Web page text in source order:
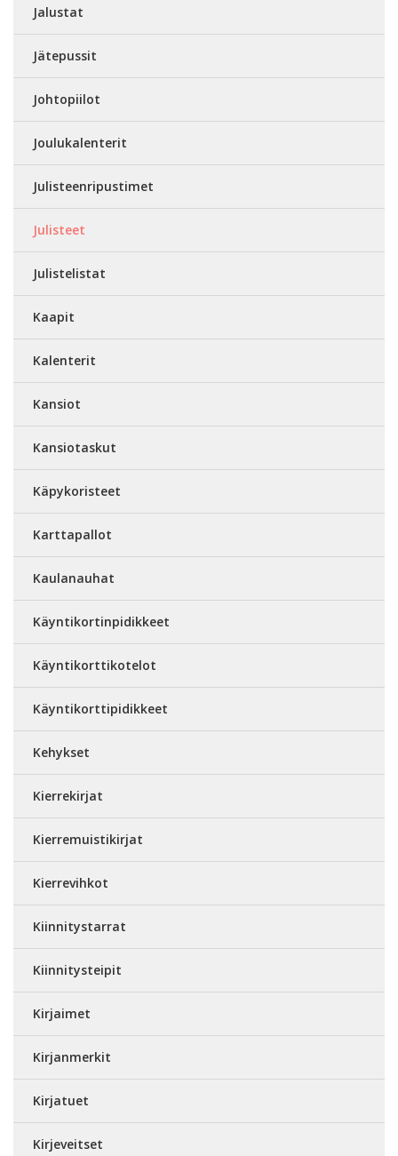
Jalustat
Jätepussit
Johtopiilot
Joulukalenterit
Julisteenripustimet
Julisteet
Julistelistat
Kaapit
Kalenterit
Kansiot
Kansiotaskut
Käpykoristeet
Karttapallot
Kaulanauhat
Käyntikortinpidikkeet
Käyntikorttikotelot
Käyntikorttipidikkeet
Kehykset
Kierrekirjat
Kierremuistikirjat
Kierrevihkot
Kiinnitystarrat
Kiinnitysteipit
Kirjaimet
Kirjanmerkit
Kirjatuet
Kirjeveitset